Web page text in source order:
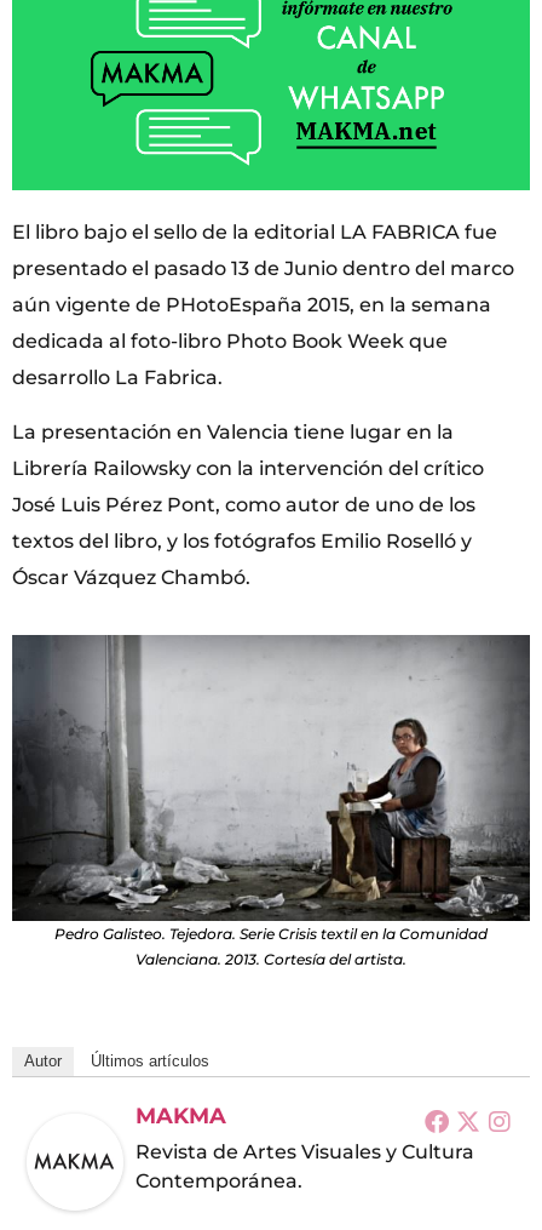
El libro bajo el sello de la editorial LA FABRICA fue
presentado el pasado 13 de Junio dentro del marco
aún vigente de PHotoEspaña 2015, en la semana
dedicada al foto-libro Photo Book Week que
desarrollo La Fabrica.
La presentación en Valencia tiene lugar en la
Librería Railowsky con la intervención del crítico
José Luis Pérez Pont, como autor de uno de los
textos del libro, y los fotógrafos Emilio Roselló y
Óscar Vázquez Chambó.
Pedro Galisteo. Tejedora. Serie Crisis textil en la Comunidad
Valenciana. 2013. Cortesía del artista.
Autor Últimos artículos
MAKMA
Revista de Artes Visuales y Cultura
Contemporánea.